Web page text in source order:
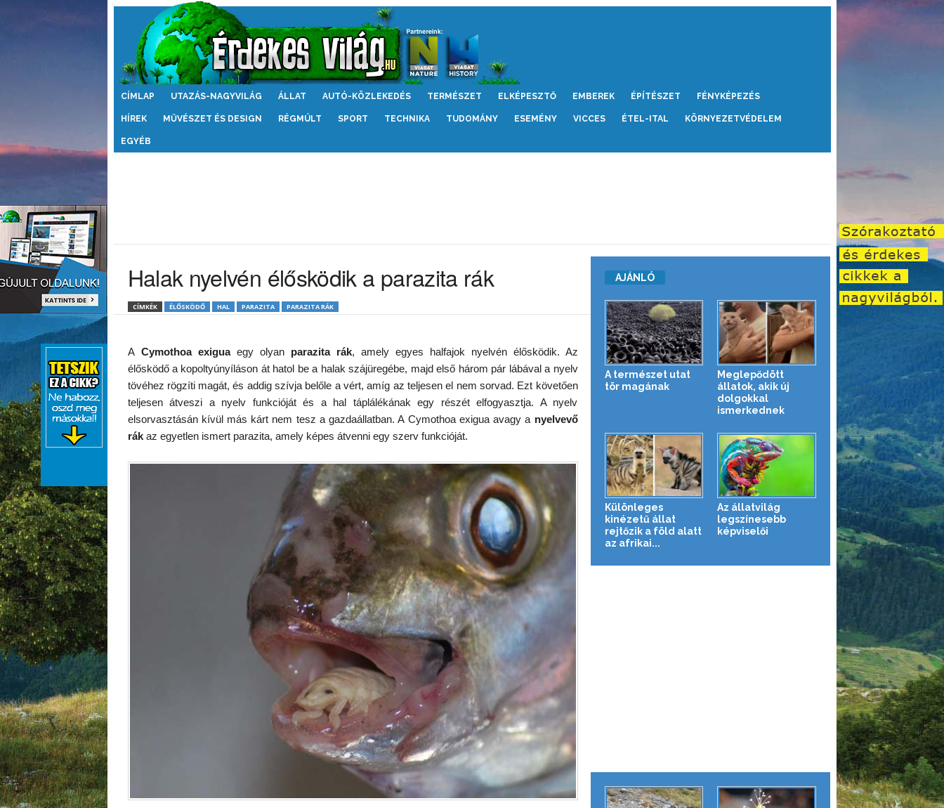
Érdekes
CÍMLAP UTAZÁS-NAGYVILÁG ÁLLAT AUTÓ-KÖZLEKEDÉS TERMÉSZET ELKÉPESZTŐ EMBEREK ÉPÍTÉSZET FÉNYKÉPEZÉS
HÍREK MŰVÉSZET ÉS DESIGN RÉGMÚLT SPORT TECHNIKA TUDOMÁNY ESEMÉNY VICCES ÉTEL-ITAL KÖRNYEZETVÉDELEM
EGYÉB
Halak nyelvén élősködik a parazita rák
CÍMKÉK ÉLŐSKÖDŐ HAL PARAZITA PARAZITA RÁK
ACymothoa exiguaegy olyan parazita rák, amely egyes halfajok nyelvén élősködik. Az
élősködő a kopoltyúnyíláson át hatol be a halak szájüregébe, majd első három pár lábával a nyelv
tövéhez rögzíti magát, és addig szívja belőle a vért, amíg az teljesen el nem sorvad. Ezt követően
teljesen átveszi a nyelv funkcióját és a hal táplálékának egy részét elfogyasztja. A nyelv
elsorvasztásán kívül más kárt nem tesz a gazdaállatban. A Cymothoa exigua avagy a nyelvevő
rákaz egyetlen ismert parazita, amely képes átvenni egy szerv funkcióját.
AJÁNLÓ
A természet utat
tör magának
Meglepődött
állatok, akik új
dolgokkal
ismerkednek
Különleges
kinézetű állat
rejtőzik a föld alatt
az afrikai...
Az állatvilág
legszínesebb
képviselői